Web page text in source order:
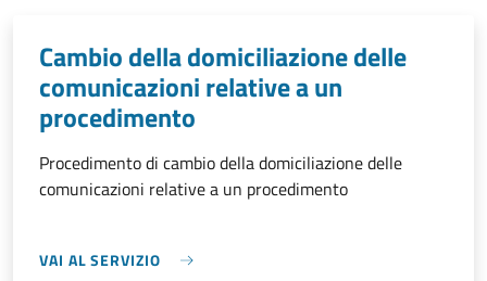
Cambio della domiciliazione delle
comunicazioni relative a un
procedimento
Procedimento di cambio della domiciliazione delle
comunicazioni relative a un procedimento
VAI AL SERVIZIO